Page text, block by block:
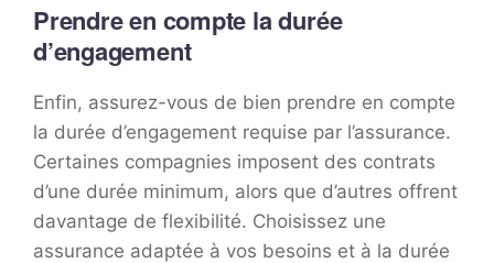
Prendre en compte la durée
d’engagement
Enfin, assurez-vous de bien prendre en compte
la durée d’engagement requise par l’assurance.
Certaines compagnies imposent des contrats
d’une durée minimum, alors que d’autres offrent
davantage de flexibilité. Choisissez une
assurance adaptée à vos besoins et à la durée